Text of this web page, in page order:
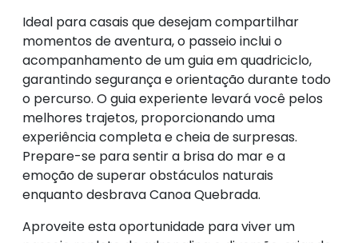
Ideal para casais que desejam compartilhar
momentos de aventura, o passeio inclui o
acompanhamento de um guia em quadriciclo,
garantindo segurança e orientação durante todo
o percurso. O guia experiente levará você pelos
melhores trajetos, proporcionando uma
experiência completa e cheia de surpresas.
Prepare-se para sentir a brisa do mar e a
emoção de superar obstáculos naturais
enquanto desbrava Canoa Quebrada.
Aproveite esta oportunidade para viver um